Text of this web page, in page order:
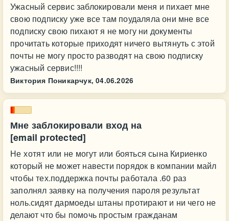
Ужасный сервис заблокировали меня и пихает мне
свою подписку уже все там поудаляла они мне все
подписку свою пихают я не могу ни документы
прочитать которые приходят ничего вытянуть с этой
почты не могу просто разводят на свою подписку
ужасный сервис!!!!
Виктория Поникарчук, 04.06.2026
Мне заблокировали вход на
[email protected]
Не хотят или не могут или бояться сына Кириенко
который не может навести порядок в компании майл
чтобы тех.поддержка почты работала .60 раз
заполнял заявку на получения пароля результат
ноль.сидят дармоеды штаны протирают и ни чего не
делают что бы помочь простым гражданам